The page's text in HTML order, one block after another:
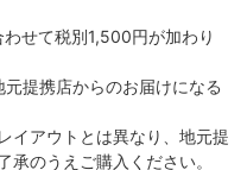
せて税別1,500円が加わり
提携店からのお届けになる
イアウトとは異なり、地元提
のうえご購入ください。